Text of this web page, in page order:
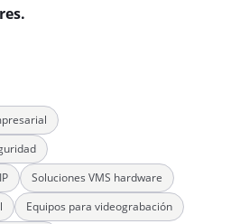
Soluciones VMS hardware
Equipos para videograbación